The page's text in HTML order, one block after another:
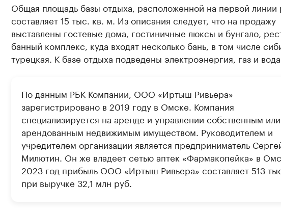
Общая площадь базы отдыха, расположенной на первой линии
составляет 15 тыс. кв. м. Из описания следует, что на продажу
выставлены гостевые дома, гостиничные люксы и бунгало,
банный комплекс, куда входят несколько бань, в том числе
турецкая. К базе отдыха подведены электроэнергия, газ и вода.
По данным РБК Компании, ООО «Иртыш Ривьера»
зарегистрировано в 2019 году в Омске. Компания
специализируется на аренде и управлении собственным или
арендованным недвижимым имуществом. Руководителем и
учредителем организации является предприниматель
Милютин. Он же владеет сетью аптек «Фармакопейка» в
2023 год прибыль ООО «Иртыш Ривьера» составляет 513
при выручке 32,1 млн руб.